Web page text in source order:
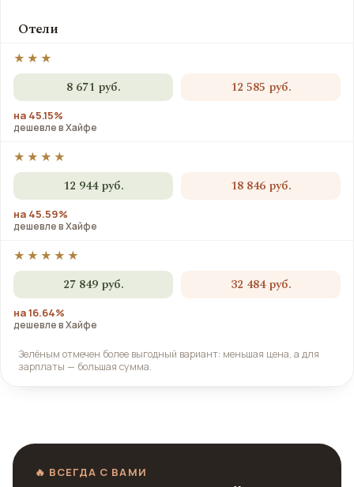
Отели
★★★
8 671 руб. 12 585 руб.
на 45.15%
дешевле в Хайфе
★★★★
12 944 руб. 18 846 руб.
на 45.59%
дешевле в Хайфе
★★★★★
27 849 руб. 32 484 руб.
на 16.64%
дешевле в Хайфе
Зелёным отмечен более выгодный вариант: меньшая цена, а для
зарплаты — большая сумма.
🔥 ВСЕГДА С ВАМИ